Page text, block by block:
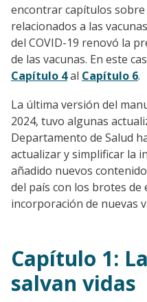
encontrar capítulos sobre
relacionados a las
del COVID-19 renovó la
de las vacunas. En este
Capítulo 4al Capítulo 6.
La última versión del
2024, tuvo algunas
Departamento de Salud
actualizar y simplificar la
añadido nuevos
del país con los brotes de
incorporación de nuevas
Capítulo 1:
salvan vidas